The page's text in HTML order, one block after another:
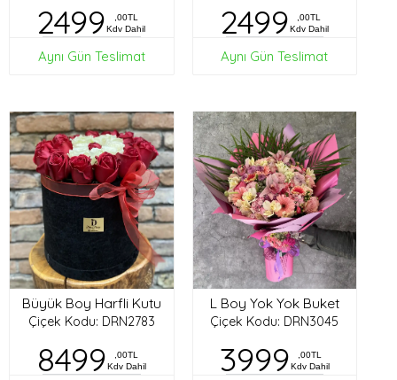
2499
,00TL
Kdv Dahil
Aynı Gün Teslimat
2499
,00TL
Kdv Dahil
Aynı Gün Teslimat
Büyük Boy Harfli Kutu
Çiçek Kodu: DRN2783
8499
,00TL
Kdv Dahil
L Boy Yok Yok Buket
Çiçek Kodu: DRN3045
3999
,00TL
Kdv Dahil